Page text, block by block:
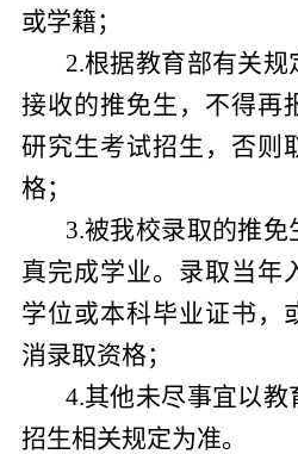
或学籍；
2.根据教育部有关
接收的推免生，不得再
研究生考试招生，否则
格；
3.被我校录取的推
真完成学业。录取当年
学位或本科毕业证书，
消录取资格；
4.其他未尽事宜以教
招生相关规定为准。